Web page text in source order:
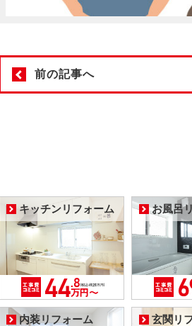
前の記事へ
キッチンリフォーム お風呂
内装リフォーム 玄関リ